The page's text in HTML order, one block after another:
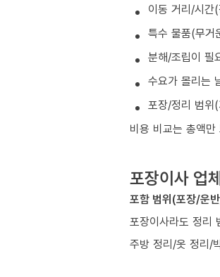
이동 거리/시간
특수 물품(무거
분해/조립이 필
수요가 몰리는
포장/정리 범위
비용 비교는 총액
포장이사 업
포함 범위(포장/운
포장이사라도 정리
주방 정리/옷 정리/